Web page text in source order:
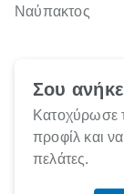
Ναύπακτος
Σου
Κατοχύρωσε
προφίλ και
πελάτες.